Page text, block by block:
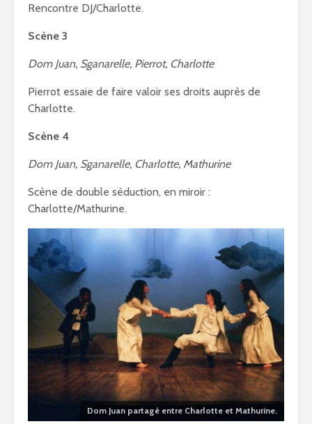
Rencontre DJ/Charlotte.
Scène 3
Dom Juan, Sganarelle, Pierrot, Charlotte
Pierrot essaie de faire valoir ses droits auprès de
Charlotte.
Scène 4
Dom Juan, Sganarelle, Charlotte, Mathurine
Scène de double séduction, en miroir :
Charlotte/Mathurine.
Dom Juan partagé entre Charlotte et Mathurine.